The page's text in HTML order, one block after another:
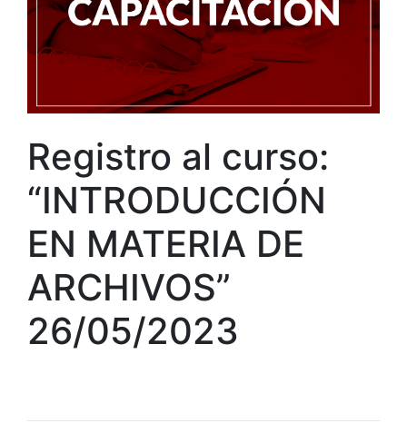
Registro al curso:
“INTRODUCCIÓN
EN MATERIA DE
ARCHIVOS”
26/05/2023